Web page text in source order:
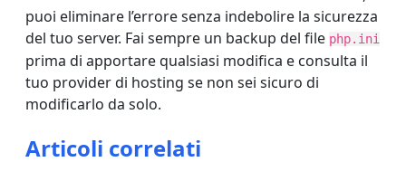
puoi eliminare l’errore senza indebolire la sicurezza
del tuo server. Fai sempre un backup del file php.ini
prima di apportare qualsiasi modifica e consulta il
tuo provider di hosting se non sei sicuro di
modificarlo da solo.
Articoli correlati